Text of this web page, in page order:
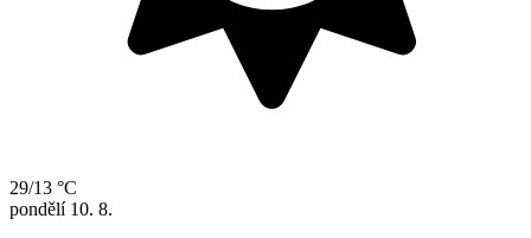
29/13 °C
pondělí 10. 8.